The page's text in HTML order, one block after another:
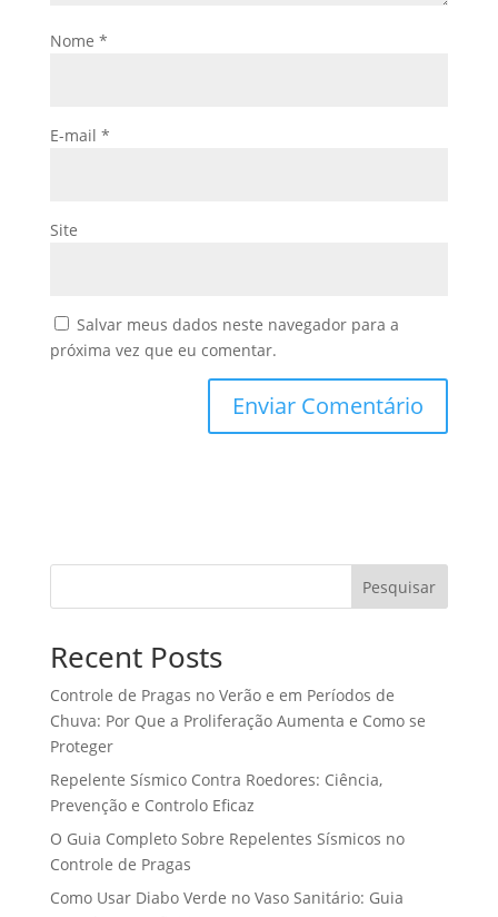
Nome *
E-mail *
Site
Salvar meus dados neste navegador para a
próxima vez que eu comentar.
Pesquisar
Recent Posts
Controle de Pragas no Verão e em Períodos de
Chuva: Por Que a Proliferação Aumenta e Como se
Proteger
Repelente Sísmico Contra Roedores: Ciência,
Prevenção e Controlo Eficaz
O Guia Completo Sobre Repelentes Sísmicos no
Controle de Pragas
Como Usar Diabo Verde no Vaso Sanitário: Guia